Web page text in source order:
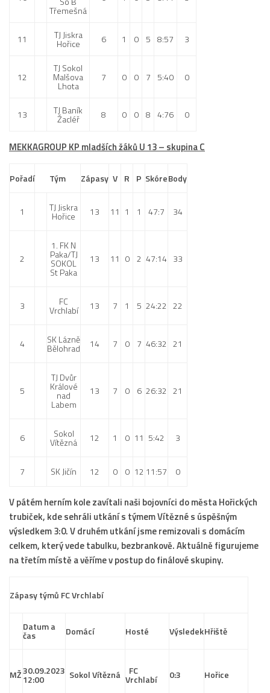
Třemešná
11 TJ Jiskra
Hořice 6 1 0 5 8:57 3
12
TJ Sokol
Malšova
Lhota
7 0 0 7 5:40 0
13 TJ Baník
Žacléř 8 0 0 8 4:76 0
MEKKAGROUP KP mladších žáků U 13 – skupina C
Pořadí Tým Zápasy V R P SkóreBody
1 TJ Jiskra
Hořice 13 11 1 1 47:7 34
2
1. FK N
Paka/TJ
SOKOL
St Paka
13 11 0 2 47:14 33
3 FC
Vrchlabí 13 7 1 5 24:22 22
4 SK Lázně
Bělohrad 14 7 0 7 46:32 21
5
TJ Dvůr
Králové
nad
Labem
13 7 0 6 26:32 21
6 Sokol
Vítězná 12 1 0 11 5:42 3
7 SK Jičín 12 0 0 12 11:57 0
V pátém herním kole zavítali naši bojovníci do města Hořických
trubiček, kde sehráli utkání s týmem Vítězné s úspěšným
výsledkem 3:0. V druhém utkání jsme remizovali s domácím
celkem, který vede tabulku, bezbrankově. Aktuálně figurujeme
na třetím místě a věříme v postup do finálové skupiny.
Zápasy týmů FC Vrchlabí
Datum a
čas Domácí Hosté VýsledekHřiště
MŽ30.09.2023
12:00 Sokol Vítězná FC
Vrchlabí 0:3 Hořice